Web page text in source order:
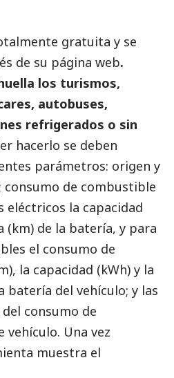
gratuita y se
de su página web.
los turismos,
autobuses,
refrigerados o sin
hacerlo se deben
parámetros: origen y
de combustible
eléctricos la capacidad
(km) de la batería, y para
el consumo de
la capacidad (kWh) y la
batería del vehículo; y las
consumo de
Una vez
muestra el